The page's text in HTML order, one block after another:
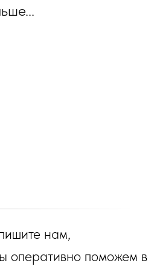
нам,
оперативно поможем